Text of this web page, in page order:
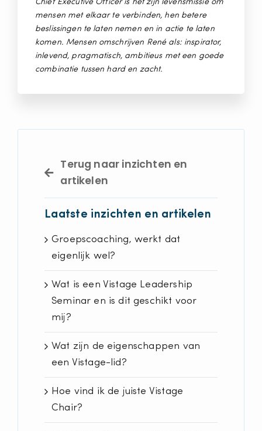
Chief Executive Officer is het zijn levensmissie om
mensen met elkaar te verbinden, hen betere
beslissingen te laten nemen en in actie te laten
komen. Mensen omschrijven René als: inspirator,
inlevend, pragmatisch, ambitieus met een goede
combinatie tussen hard en zacht.
Terug naar inzichten en
artikelen
Laatste inzichten en artikelen
Groepscoaching, werkt dat
eigenlijk wel?
Wat is een Vistage Leadership
Seminar en is dit geschikt voor
mij?
Wat zijn de eigenschappen van
een Vistage-lid?
Hoe vind ik de juiste Vistage
Chair?